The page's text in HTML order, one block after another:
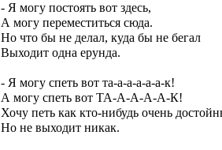
- Я могу постоять вот здесь,
А могу переместиться сюда.
Но что бы не делал, куда бы не бегал
Выходит одна ерунда.
- Я могу спеть вот та-а-а-а-а-а-к!
А могу спеть вот ТА-А-А-А-А-К!
Хочу петь как кто-нибудь очень
Но не выходит никак.